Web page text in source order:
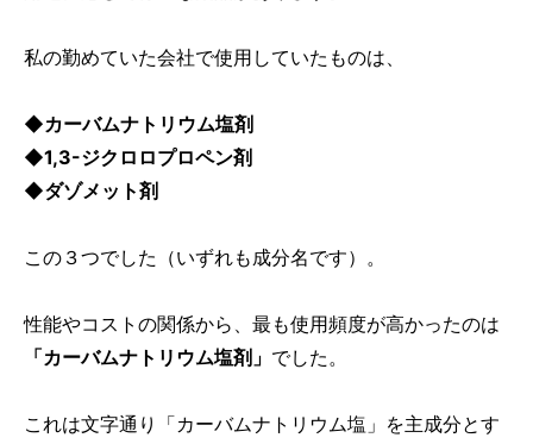
私の勤めていた会社で使用していたものは、
◆カーバムナトリウム塩剤
◆1,3-ジクロロプロペン剤
◆ダゾメット剤
この３つでした（いずれも成分名です）。
性能やコストの関係から、最も使用頻度が高かったのは
「カーバムナトリウム塩剤」 でした。
これは文字通り「カーバムナトリウム塩」を主成分とす